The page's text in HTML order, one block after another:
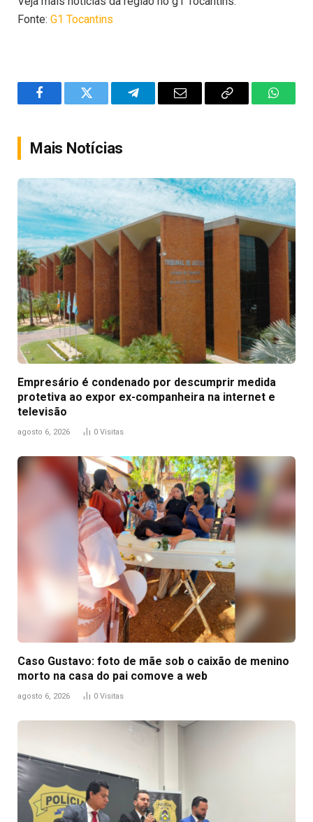
Fonte: G1 Tocantins
FacebookTwitter TelegramEmail
Copy
Mais Notícias
Empresário é condenado por descumprir medida
protetiva ao expor ex-companheira na internet e
televisão
agosto 6, 2026 0 Visitas
Caso Gustavo: foto de mãe sob o caixão de menino
morto na casa do pai comove a web
agosto 6, 2026 0 Visitas